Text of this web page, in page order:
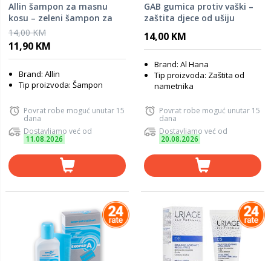
Allin šampon za masnu
kosu – zeleni šampon za
regulaciju masnoće vlasišta
14,00 KM
11,90 KM
Brand: Allin
Tip proizvoda: Šampon
Povrat robe moguć unutar 15
dana
Dostavljamo već od
11.08.2026
GAB gumica protiv vaški –
zaštita djece od ušiju
14,00 KM
Brand: Al Hana
Tip proizvoda: Zaštita od
nametnika
Povrat robe moguć unutar 15
dana
Dostavljamo već od
20.08.2026